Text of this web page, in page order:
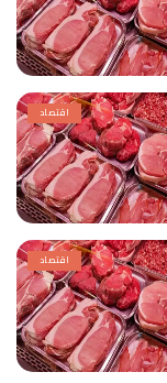
اقتصاد
اقتصاد